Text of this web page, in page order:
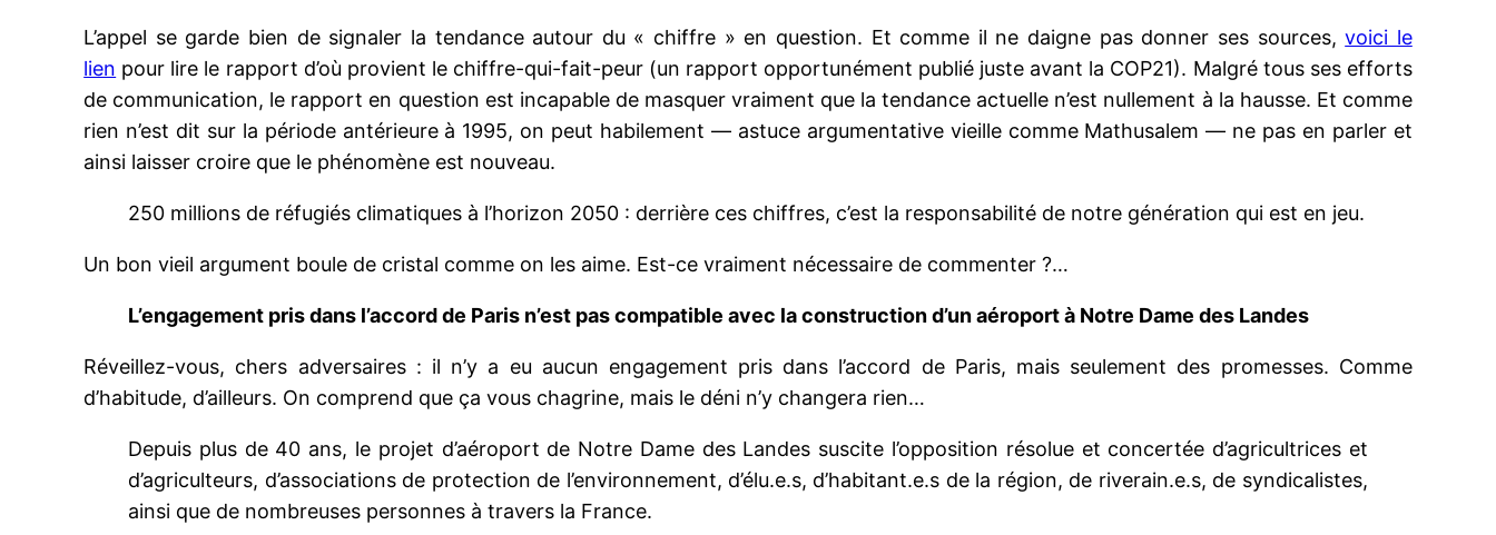
L’appel se garde bien de signaler la tendance autour du « chiffre » en question. Et comme il ne daigne pas donner ses sources,voici le
lien pour lire le rapport d’où provient le chiffre-qui-fait-peur (un rapport opportunément publié juste avant la COP21). Malgré tous ses efforts
de communication, le rapport en question est incapable de masquer vraiment que la tendance actuelle n’est nullement à la hausse. Et comme
rien n’est dit sur la période antérieure à 1995, on peut habilement — astuce argumentative vieille comme Mathusalem — ne pas en parler et
ainsi laisser croire que le phénomène est nouveau.
250 millions de réfugiés climatiques à l’horizon 2050 : derrière ces chiffres, c’est la responsabilité de notre génération qui est en jeu.
Un bon vieil argument boule de cristal comme on les aime. Est-ce vraiment nécessaire de commenter ?…
L’engagement pris dans l’accord de Paris n’est pas compatible avec la construction d’un aéroport à Notre Dame des Landes
Réveillez-vous, chers adversaires : il n’y a eu aucun engagement pris dans l’accord de Paris, mais seulement des promesses. Comme
d’habitude, d’ailleurs. On comprend que ça vous chagrine, mais le déni n’y changera rien…
Depuis plus de 40 ans, le projet d’aéroport de Notre Dame des Landes suscite l’opposition résolue et concertée d’agricultrices et
d’agriculteurs, d’associations de protection de l’environnement, d’élu.e.s, d’habitant.e.s de la région, de riverain.e.s, de syndicalistes,
ainsi que de nombreuses personnes à travers la France.